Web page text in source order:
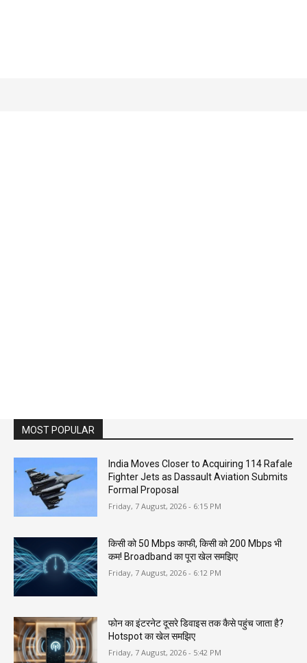
MOST POPULAR
India Moves Closer to Acquiring 114 Rafale
Fighter Jets as Dassault Aviation Submits
Formal Proposal
Friday, 7 August, 2026 - 6:15 PM
किसी को 50 Mbps काफी, किसी को 200 Mbps भी
कम! Broadband का पूरा खेल समझिए
Friday, 7 August, 2026 - 6:12 PM
फोन का इंटरनेट दूसरे डिवाइस तक कैसे पहुंच जाता है?
Hotspot का खेल समझिए
Friday, 7 August, 2026 - 5:42 PM